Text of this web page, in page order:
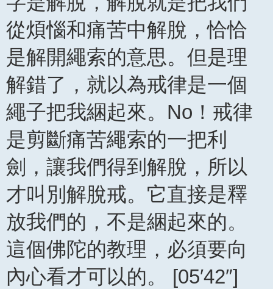
從煩惱和痛苦中解脫，恰恰
是解開繩索的意思。但是理
解錯了，就以為戒律是一個
繩子把我綑起來。No！戒律
是剪斷痛苦繩索的一把利
劍，讓我們得到解脫，所以
才叫別解脫戒。它直接是釋
放我們的，不是綑起來的。
這個佛陀的教理，必須要向
內心看才可以的。 [05′42″]